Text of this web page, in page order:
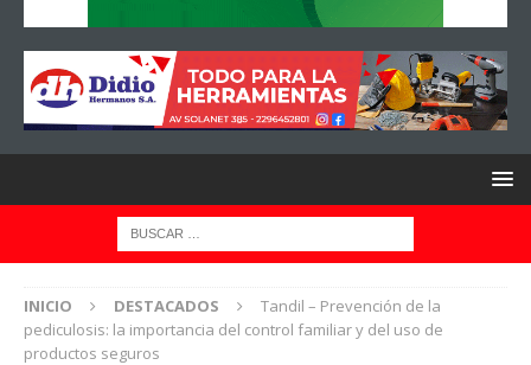
INICIO DESTACADOS
Tandil – Prevención de la
pediculosis: la importancia del control familiar y del uso de
productos seguros